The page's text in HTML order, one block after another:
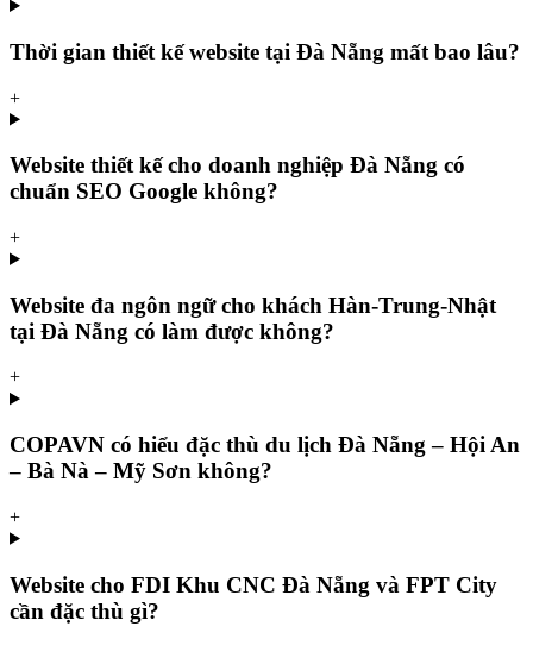
Thời gian thiết kế website tại Đà Nẵng mất bao lâu?
+
Website thiết kế cho doanh nghiệp Đà Nẵng có
chuẩn SEO Google không?
+
Website đa ngôn ngữ cho khách Hàn-Trung-Nhật
tại Đà Nẵng có làm được không?
+
COPAVN có hiểu đặc thù du lịch Đà Nẵng – Hội An
– Bà Nà – Mỹ Sơn không?
+
Website cho FDI Khu CNC Đà Nẵng và FPT City
cần đặc thù gì?